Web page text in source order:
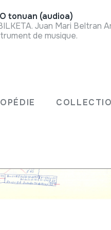
tonuan (audioa)
de musique.